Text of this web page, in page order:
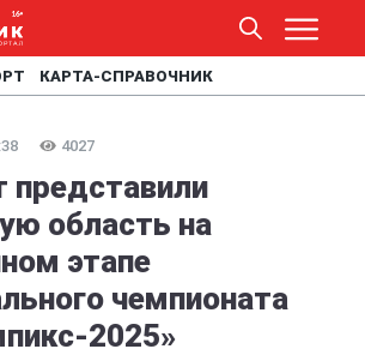
КАРТА-СПРАВОЧНИК
4027
представили
область на
этапе
чемпионата
2025»